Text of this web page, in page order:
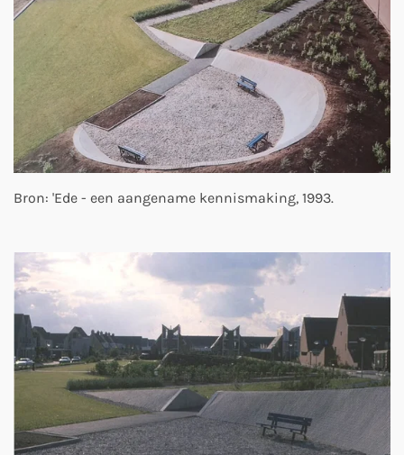
Bron: 'Ede - een aangename kennismaking, 1993.